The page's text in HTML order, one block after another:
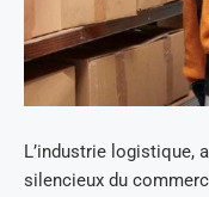
L’industrie logistique,
silencieux du